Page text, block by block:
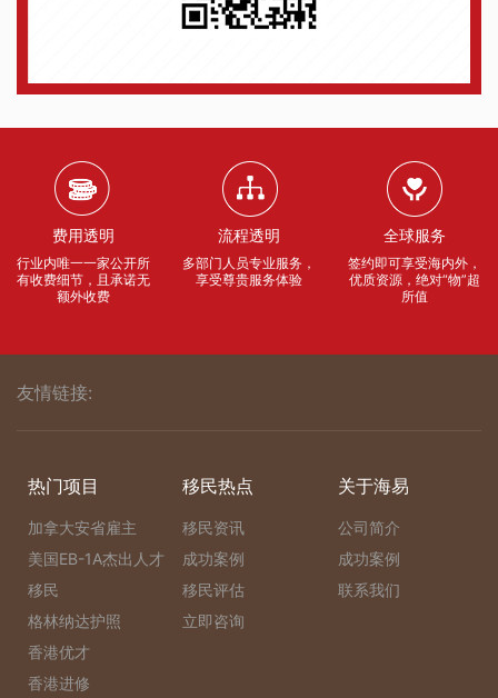
费用透明
行业内唯一一家公开所
有收费细节，且承诺无
额外收费
流程透明
多部门人员专业服务，
享受尊贵服务体验
全球服务
签约即可享受海内外，
优质资源，绝对“物”超
所值
友情链接:
热门项目
加拿大安省雇主
美国EB-1A杰出人才
移民
格林纳达护照
香港优才
香港进修
移民热点
移民资讯
成功案例
移民评估
立即咨询
关于海易
公司简介
成功案例
联系我们